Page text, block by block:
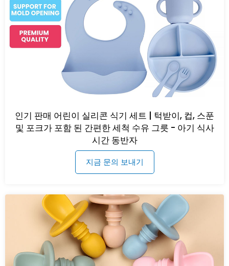
인기 판매 어린이 실리콘 식기 세트 | 턱받이, 컵, 스푼
및 포크가 포함 된 간편한 세척 수유 그릇 - 아기 식사
시간 동반자
지금 문의 보내기